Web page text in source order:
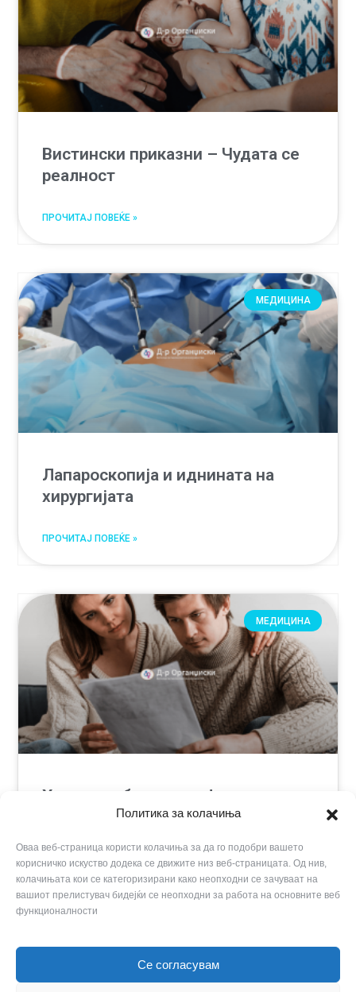
Политика за колачиња
Оваа веб-страница користи колачиња за да го подобри вашето
корисничко искуство додека се движите низ веб-страницата. Од нив,
колачињата кои се категоризирани како неопходни се зачуваат на
вашиот прелистувач бидејќи се неопходни за работа на основните веб
функционалности
Се согласувам
Вистински приказни – Чудата се
реалност
ПРОЧИТАЈ ПОВЕЌЕ »
МЕДИЦИНА
Лапароскопија и иднината на
хирургијата
ПРОЧИТАЈ ПОВЕЌЕ »
МЕДИЦИНА
Хронични болести и фертилитет
Прегледај ги сите